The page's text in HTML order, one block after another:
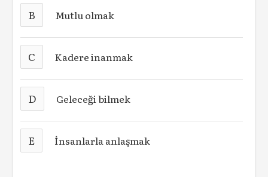
B Mutlu olmak
C Kadere inanmak
D Geleceği bilmek
E İnsanlarla anlaşmak